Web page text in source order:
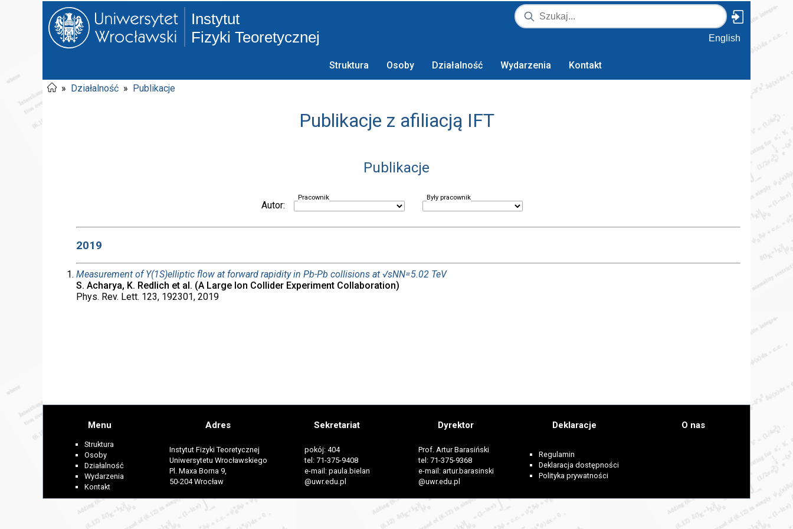
Instytut
Fizyki Teoretycznej
English
Struktura Osoby Działalność Wydarzenia Kontakt
» Działalność » Publikacje
Publikacje z afiliacją IFT
Publikacje
Autor:
Pracownik Były pracownik
2019
Measurement of Υ(1S)elliptic flow at forward rapidity in Pb-Pb collisions at √sNN=5.02 TeV
S. Acharya, K. Redlich et al. (A Large Ion Collider Experiment Collaboration)
Phys. Rev. Lett. 123, 192301, 2019
Menu
Struktura
Osoby
Działalność
Wydarzenia
Kontakt
Adres
Instytut Fizyki Teoretycznej
Uniwersytetu Wrocławskiego
Pl. Maxa Borna 9,
50-204 Wrocław
Sekretariat
pokój: 404
tel: 71-375-9408
e-mail: paula.bielan
@uwr.edu.pl
Dyrektor
Prof. Artur Barasiński
tel: 71-375-9368
e-mail: artur.barasinski
@uwr.edu.pl
Deklaracje
Regulamin
Deklaracja dostępności
Polityka prywatności
O nas